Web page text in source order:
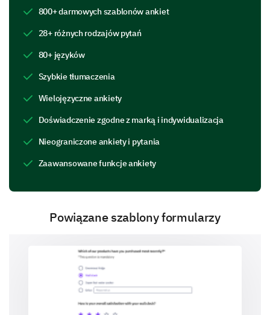
Professionalism
Level of understanding
Helpfulness
Resolution of issue
What were some significant issues you faced
during your interaction with our customer
Unprofessional behavior
800+ darmowych szablonów ankiet
28+ różnych rodzajów pytań
80+ języków
Szybkie tłumaczenia
Wielojęzyczne ankiety
Doświadczenie zgodne z marką i indywidualizacja
Nieograniczone ankiety i pytania
Zaawansowane funkcje ankiety
Powiązane szablony formularzy